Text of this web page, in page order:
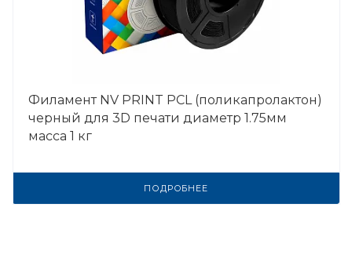
Филамент NV PRINT PCL (поликапролактон)
черный для 3D печати диаметр 1.75мм
масса 1 кг
ПОДРОБНЕЕ